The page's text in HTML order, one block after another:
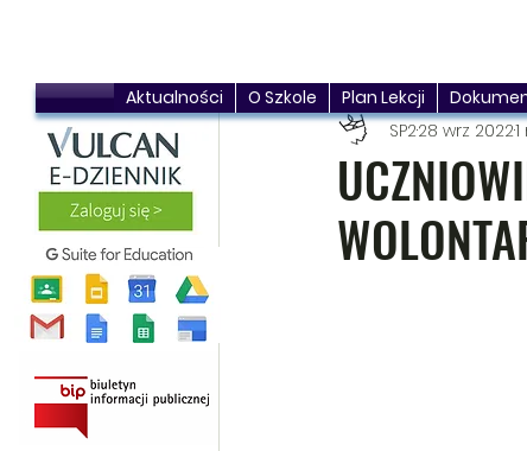
SP228 wrz 2022
Aktualności O Szkole Plan Lekcji